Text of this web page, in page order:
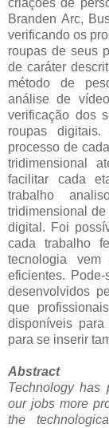
criações de
Branden Arc,
verificando os
roupas de seus
de caráter
método de
análise de
verificação dos
roupas
processo de
tridimensional
facilitar cada
trabalho
tridimensional
digital. Foi
cada trabalho
tecnologia
eficientes.
desenvolvidos
que
disponíveis
para se inserir
Abstract
Technology has
our jobs more
the